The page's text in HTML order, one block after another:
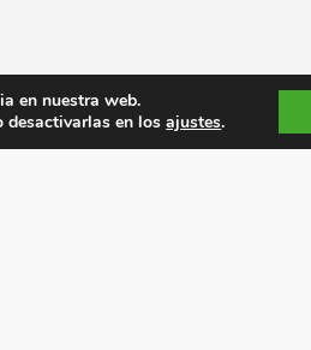
en nuestra web.
desactivarlas en losajustes.